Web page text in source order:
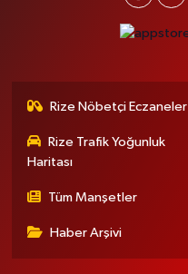
Rize Nöbetçi Eczaneler
Rize Trafik Yoğunluk
Haritası
Tüm Manşetler
Haber Arşivi